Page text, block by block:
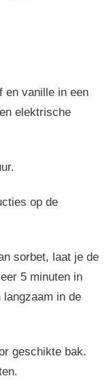
en vanille in een
elektrische
op de
sorbet, laat je de
5 minuten in
in de
geschikte bak.